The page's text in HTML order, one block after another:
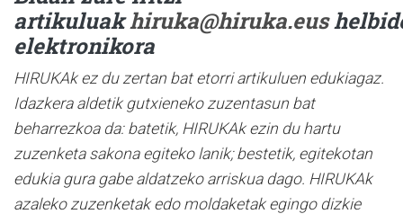
artikuluakhiruka@hiruka.eus
elektronikora
HIRUKAk ez du zertan bat etorri artikuluen edukiagaz.
Idazkera aldetik gutxieneko zuzentasun bat
beharrezkoa da: batetik, HIRUKAk ezin du hartu
zuzenketa sakona egiteko lanik; bestetik, egitekotan
edukia gura gabe aldatzeko arriskua dago. HIRUKAk
azaleko zuzenketak edo moldaketak egingo dizkie